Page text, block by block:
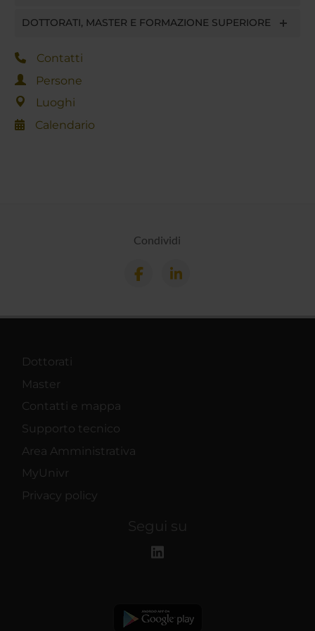
DOTTORATI, MASTER E FORMAZIONE SUPERIORE
Contatti
Persone
Luoghi
Calendario
Condividi
Dottorati
Master
Contatti e mappa
Supporto tecnico
Area Amministrativa
MyUnivr
Privacy policy
Segui su